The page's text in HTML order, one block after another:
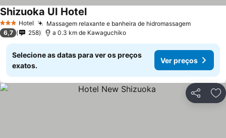
3 EstrelasHotel Massagem relaxante e banheira de hidromassagem
Shizuoka UI Hotel
6,7 258 a 0.3 km de Kawaguchiko
Selecione as datas para ver os preços
exatos.
Ver preços
Partilhar